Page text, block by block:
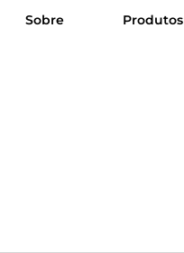
Sobre Produtos